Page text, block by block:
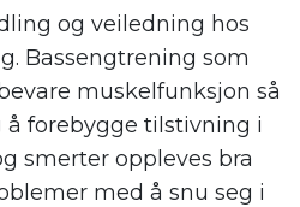
og veiledning hos
Bassengtrening som
muskelfunksjon så
forebygge tilstivning i
smerter oppleves bra
med å snu seg i